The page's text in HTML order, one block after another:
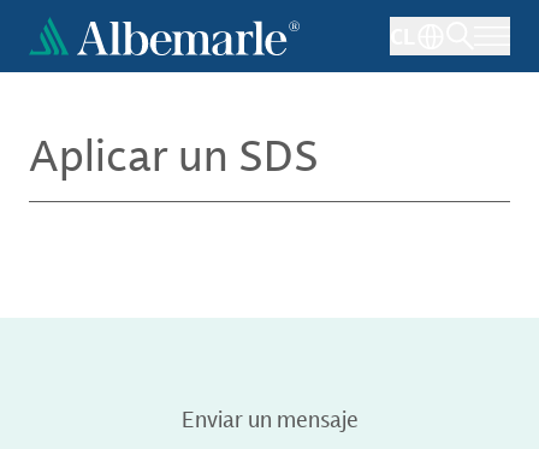
Pasar
contenido
Aplicar un SDS
Enviar un mensaje